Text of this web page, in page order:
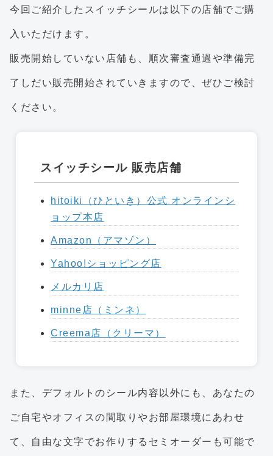
今回ご紹介したスイッチシールは以下の店舗でご購
入いただけます。
販売開始していない店舗も、順次審査通過や準備完
了しだい販売開始されていきますので、ぜひご検討
ください。
スイッチシール 販売店舗
hitoiki（ひといき）公式 オンラインシ
ョップ本店
Amazon（アマゾン）
Yahoo!ショッピング店
メルカリ店
minne店（ミンネ）
Creema店（クリーマ）
また、デフォルトのシール内容以外にも、あなたの
ご自宅やオフィスの間取りやお部屋環境にあわせ
て、自由な文字でお作りするセミオーダーも可能で